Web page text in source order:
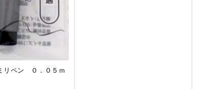
リペン ０．０５ｍ